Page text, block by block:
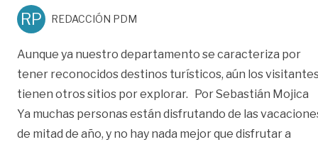
RP REDACCIÓN PDM
Aunque ya nuestro departamento se caracteriza por
tener reconocidos destinos turísticos, aún los
tienen otros sitios por explorar. Por Sebastián Mojica
Ya muchas personas están disfrutando de las
de mitad de año, y no hay nada mejor que disfrutar a